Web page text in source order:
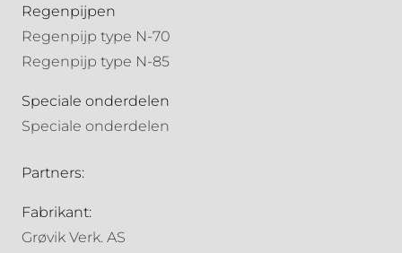
Regenpijpen
Regenpijp type N-70
Regenpijp type N-85
Speciale onderdelen
Speciale onderdelen
Partners:
Fabrikant:
Grøvik Verk. AS